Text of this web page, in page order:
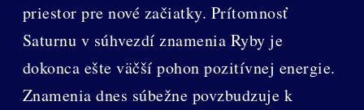
priestor pre nové začiatky. Prítomnosť
Saturnu v súhvezdí znamenia Ryby je
dokonca ešte väčší pohon pozitívnej energie.
Znamenia dnes súbežne povzbudzuje k